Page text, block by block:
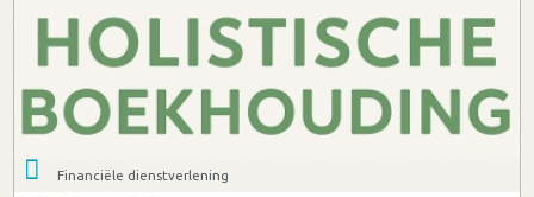
Financiële dienstverlening